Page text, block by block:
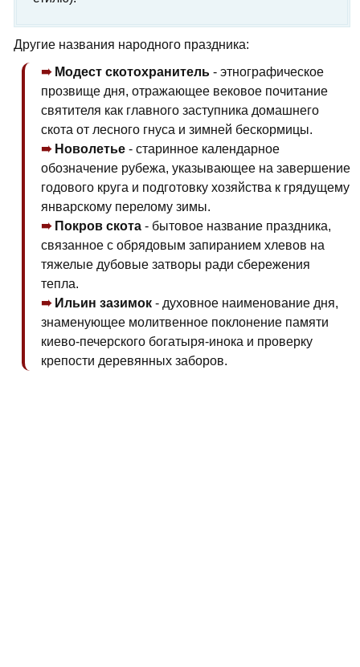
Другие названия народного праздника:
Модест скотохранитель - этнографическое
прозвище дня, отражающее вековое почитание
святителя как главного заступника домашнего
скота от лесного гнуса и зимней бескормицы.
Новолетье - старинное календарное
обозначение рубежа, указывающее на завершение
годового круга и подготовку хозяйства к грядущему
январскому перелому зимы.
Покров скота - бытовое название праздника,
связанное с обрядовым запиранием хлевов на
тяжелые дубовые затворы ради сбережения
тепла.
Ильин зазимок - духовное наименование дня,
знаменующее молитвенное поклонение памяти
киево-печерского богатыря-инока и проверку
крепости деревянных заборов.